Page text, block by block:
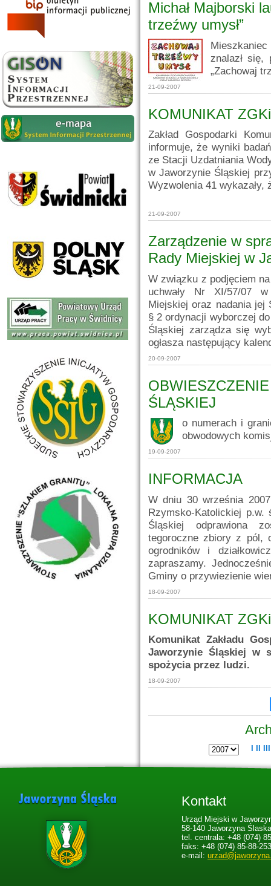
Michał Majborski
trzeźwy umysł”
znalazł się,
„Zachowaj
21-09-2007
KOMUNIKAT
Zakład Gospodarki
informuje, że wyniki
ze Stacji Uzdatniania
w Jaworzynie Śląskiej
Wyzwolenia 41 wykazały,
21-09-2007
Zarządzenie w
Rady Miejskiej w
W związku z podjęciem
uchwały Nr XI/57/07 w
Miejskiej oraz nadania jej
§ 2 ordynacji wyborczej
Śląskiej zarządza się
ogłasza następujący
20-09-2007
ŚLĄSKIEJ
o numerach i
obwodowych
19-09-2007
INFORMACJA
W dniu 30 września
Rzymsko-Katolickiej p.w.
Śląskiej odprawiona
tegoroczne zbiory z pól,
ogrodników i
zapraszamy.
Gminy o przywiezienie
18-09-2007
KOMUNIKAT
Komunikat Zakładu
Jaworzynie Śląskiej w
spożycia przez ludzi.
18-09-2007
Kontakt
Urząd Miejski w
58-140 Jaworzyna
tel. centrala: +48 (074)
faks: +48 (074) 85-88-253
e-mail: